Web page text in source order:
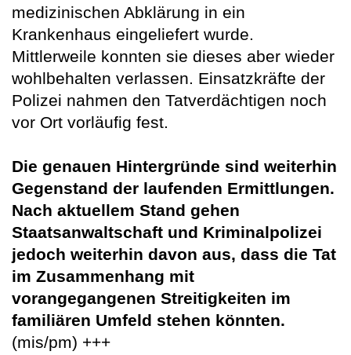
medizinischen Abklärung in ein
Krankenhaus eingeliefert wurde.
Mittlerweile konnten sie dieses aber wieder
wohlbehalten verlassen. Einsatzkräfte der
Polizei nahmen den Tatverdächtigen noch
vor Ort vorläufig fest.
Die genauen Hintergründe sind weiterhin
Gegenstand der laufenden Ermittlungen.
Nach aktuellem Stand gehen
Staatsanwaltschaft und Kriminalpolizei
jedoch weiterhin davon aus, dass die Tat
im Zusammenhang mit
vorangegangenen Streitigkeiten im
familiären Umfeld stehen könnten.
(mis/pm) +++